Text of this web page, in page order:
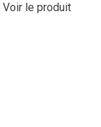
Voir le produit